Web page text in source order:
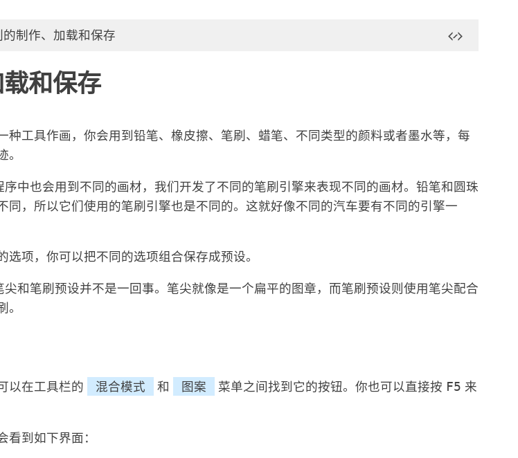
的制作、加载和保存
和保存
种工具作画，你会用到铅笔、橡皮擦、笔刷、蜡笔、不同类型的颜料或者墨水等，每
中也会用到不同的画材，我们开发了不同的笔刷引擎来表现不同的画材。铅笔和圆珠
同，所以它们使用的笔刷引擎也是不同的。这就好像不同的汽车要有不同的引擎一
项，你可以把不同的选项组合保存成预设。
和笔刷预设并不是一回事。笔尖就像是一个扁平的图章，而笔刷预设则使用笔尖配合
以在工具栏的 混合模式 和 图案 菜单之间找到它的按钮。你也可以直接按 F5 来
到如下界面：